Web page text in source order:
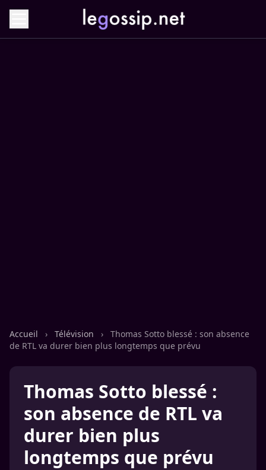
Accueil › Télévision ›
Thomas Sotto blessé : son absence
de RTL va durer bien plus longtemps que prévu
Thomas Sotto blessé :
son absence de RTL va
durer bien plus
longtemps que prévu